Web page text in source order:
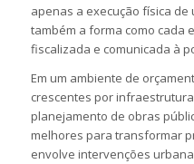
apenas a execução física
também a forma como cada
fiscalizada e comunicada à
Em um ambiente de
crescentes por
planejamento de obras
melhores para transformar
envolve intervenções